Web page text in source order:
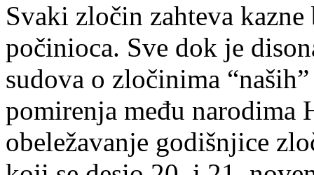
Svaki zločin zahteva
počinioca. Sve dok je
sudova o zločinima
pomirenja među narodima
obeležavanje godišnjice